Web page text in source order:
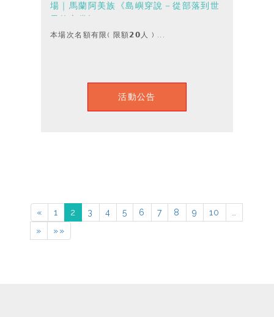
場｜馬蘭阿美族《島嶼穿說－從部落到世
界的衣裳》
本場次名額有限( 限額𝟮𝟬人 ) ...
活動公告
« 1 2 3 4 5 6 7 8 9 10
»
»»